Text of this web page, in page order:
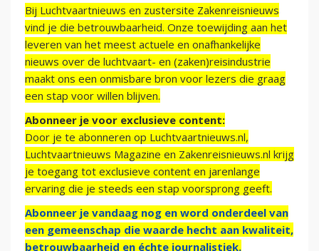
Bij Luchtvaartnieuws en zustersite Zakenreisnieuws
vind je die betrouwbaarheid. Onze toewijding aan het
leveren van het meest actuele en onafhankelijke
nieuws over de luchtvaart- en (zaken)reisindustrie
maakt ons een onmisbare bron voor lezers die graag
een stap voor willen blijven.
Abonneer je voor exclusieve content:
Door je te abonneren op Luchtvaartnieuws.nl,
Luchtvaartnieuws Magazine en Zakenreisnieuws.nl krijg
je toegang tot exclusieve content en jarenlange
ervaring die je steeds een stap voorsprong geeft.
Abonneer je vandaag nog en word onderdeel van
een gemeenschap die waarde hecht aan kwaliteit,
betrouwbaarheid en échte journalistiek.